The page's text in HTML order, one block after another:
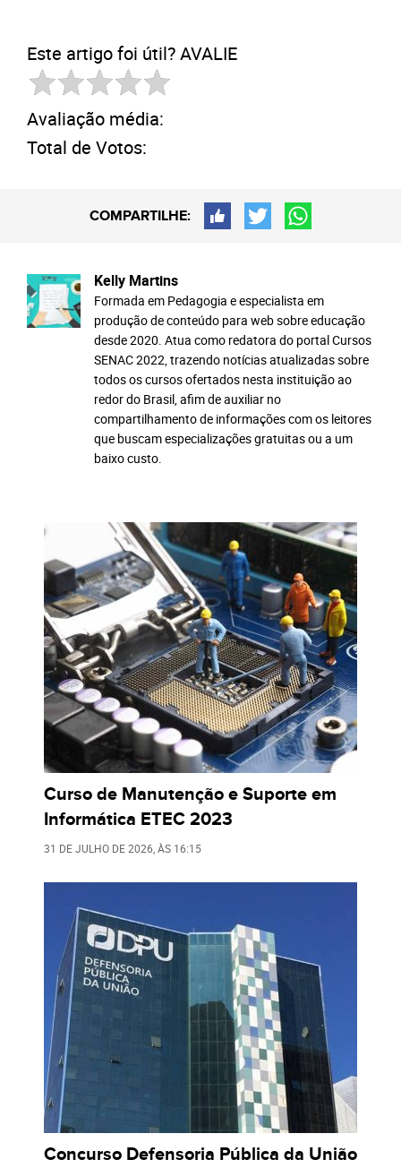
Este artigo foi útil? AVALIE
Avaliação média:
Total de Votos:
COMPARTILHE:
Kelly Martins
Formada em Pedagogia e especialista em
produção de conteúdo para web sobre educação
desde 2020. Atua como redatora do portal Cursos
SENAC 2022, trazendo notícias atualizadas sobre
todos os cursos ofertados nesta instituição ao
redor do Brasil, afim de auxiliar no
compartilhamento de informações com os leitores
que buscam especializações gratuitas ou a um
baixo custo.
Curso de Manutenção e Suporte em
Informática ETEC 2023
31 DE JULHO DE 2026 , ÀS 16:15
Concurso Defensoria Pública da União